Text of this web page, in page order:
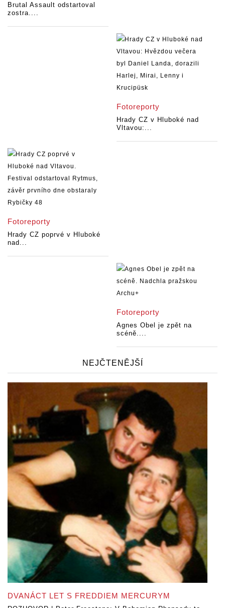
Brutal Assault odstartoval
zostra....
Fotoreporty
Hrady CZ v Hluboké nad
Vltavou:...
Fotoreporty
Hrady CZ poprvé v Hluboké
nad...
Fotoreporty
Agnes Obel je zpět na
scéně....
NEJČTENĚJŠÍ
DVANÁCT LET S FREDDIEM MERCURYM